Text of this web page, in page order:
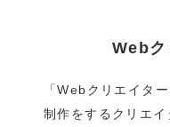
Webク
「Webクリエイタ
制作をするクリエイ